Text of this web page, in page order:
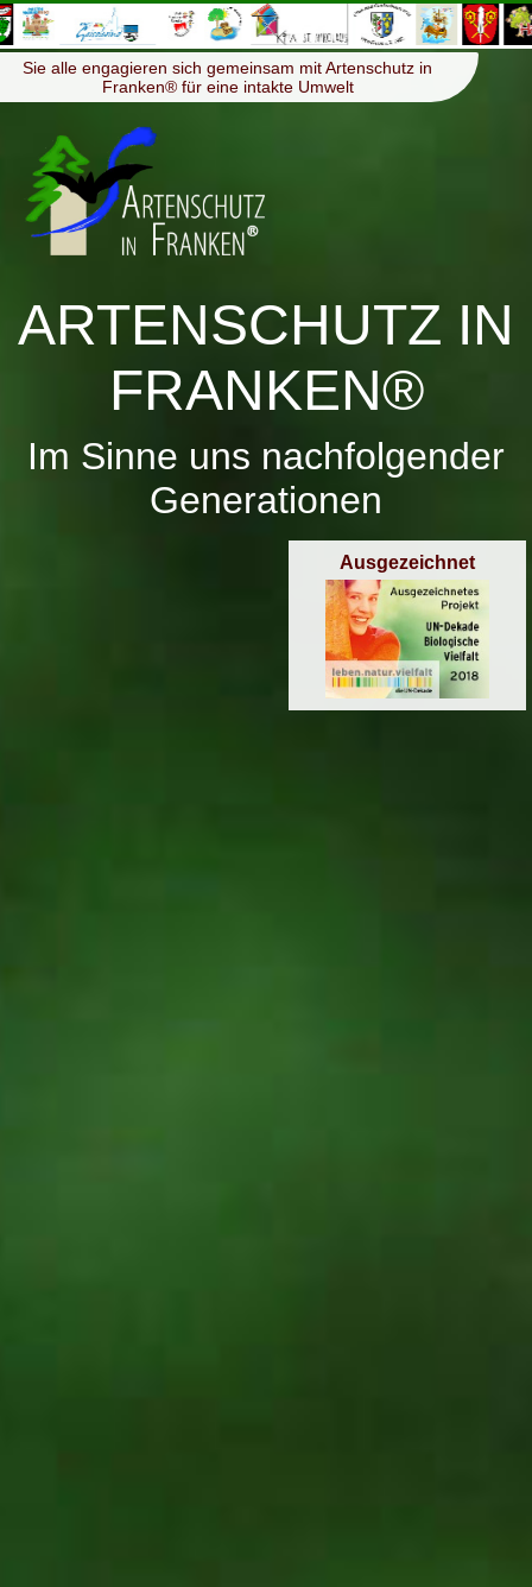
Menü ≡
Sie alle engagieren sich gemeinsam mit Artenschutz in
Franken® für eine intakte Umwelt
ARTENSCHUTZ IN
FRANKEN®
Im Sinne uns nachfolgender
Generationen
Ausgezeichnet